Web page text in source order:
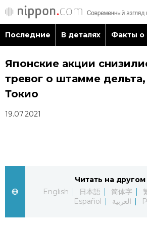
Последние
Последние В деталях Факты о
Японские акции
тревог о штамме дельта,
Токио
19.07.2021
Читать на
English
日本語 简体字
Español
العربية